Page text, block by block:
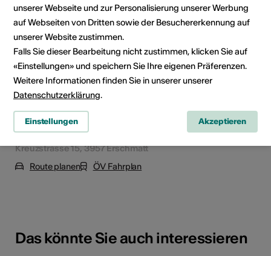
Kreuzstrasse 15, 3957 Erschmatt
Route planen
ÖV Fahrplan
Das könnte Sie auch interessieren
unserer Webseite und zur Personalisierung unserer Werbung
auf Webseiten von Dritten sowie der Besuchererkennung auf
unserer Website zustimmen.
Falls Sie dieser Bearbeitung nicht zustimmen, klicken Sie auf
«Einstellungen» und speichern Sie Ihre eigenen Präferenzen.
Weitere Informationen finden Sie in unserer unserer
Datenschutzerklärung.
Einstellungen Akzeptieren